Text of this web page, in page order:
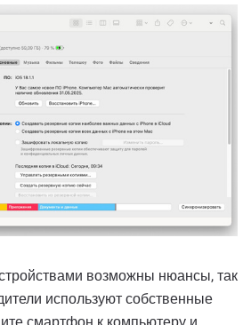
возможны нюансы, так
используют собственные